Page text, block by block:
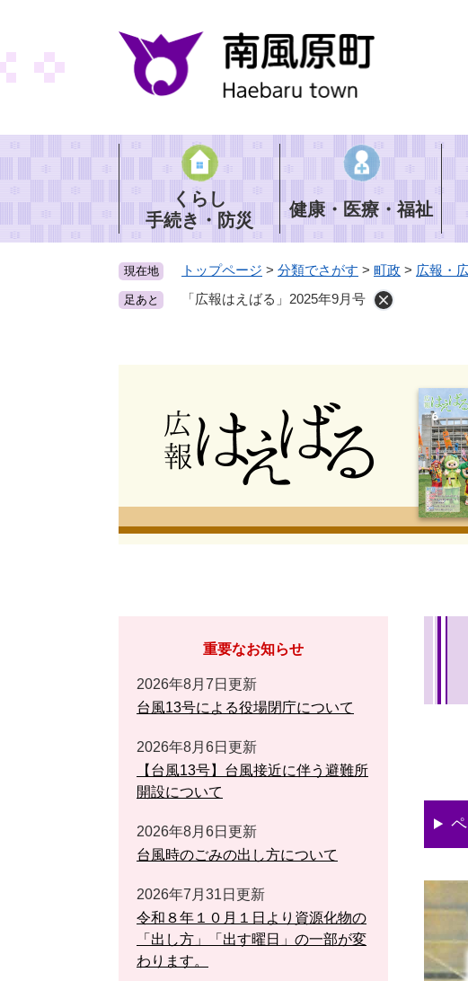
ジ
の
で
す
。
くらし
手続き・防災
健康・医療・福祉
現在地 トップページ > 分類でさがす > 町政 > 広報・
足あと 「広報はえばる」2025年9月号
重要なお知らせ
2026年8月7日更新
台風13号による役場閉庁について
2026年8月6日更新
【台風13号】台風接近に伴う避難所
開設について
2026年8月6日更新
台風時のごみの出し方について
2026年7月31日更新
令和８年１０月１日より資源化物の
「出し方」「出す曜日」の一部が変
わります。